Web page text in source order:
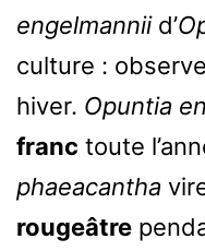
engelmanniid’
culture :
hiver. Opuntia
franc toute
phaeacantha
rougeâtre